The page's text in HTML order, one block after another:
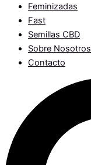
Feminizadas
Fast
Semillas CBD
Sobre Nosotros
Contacto